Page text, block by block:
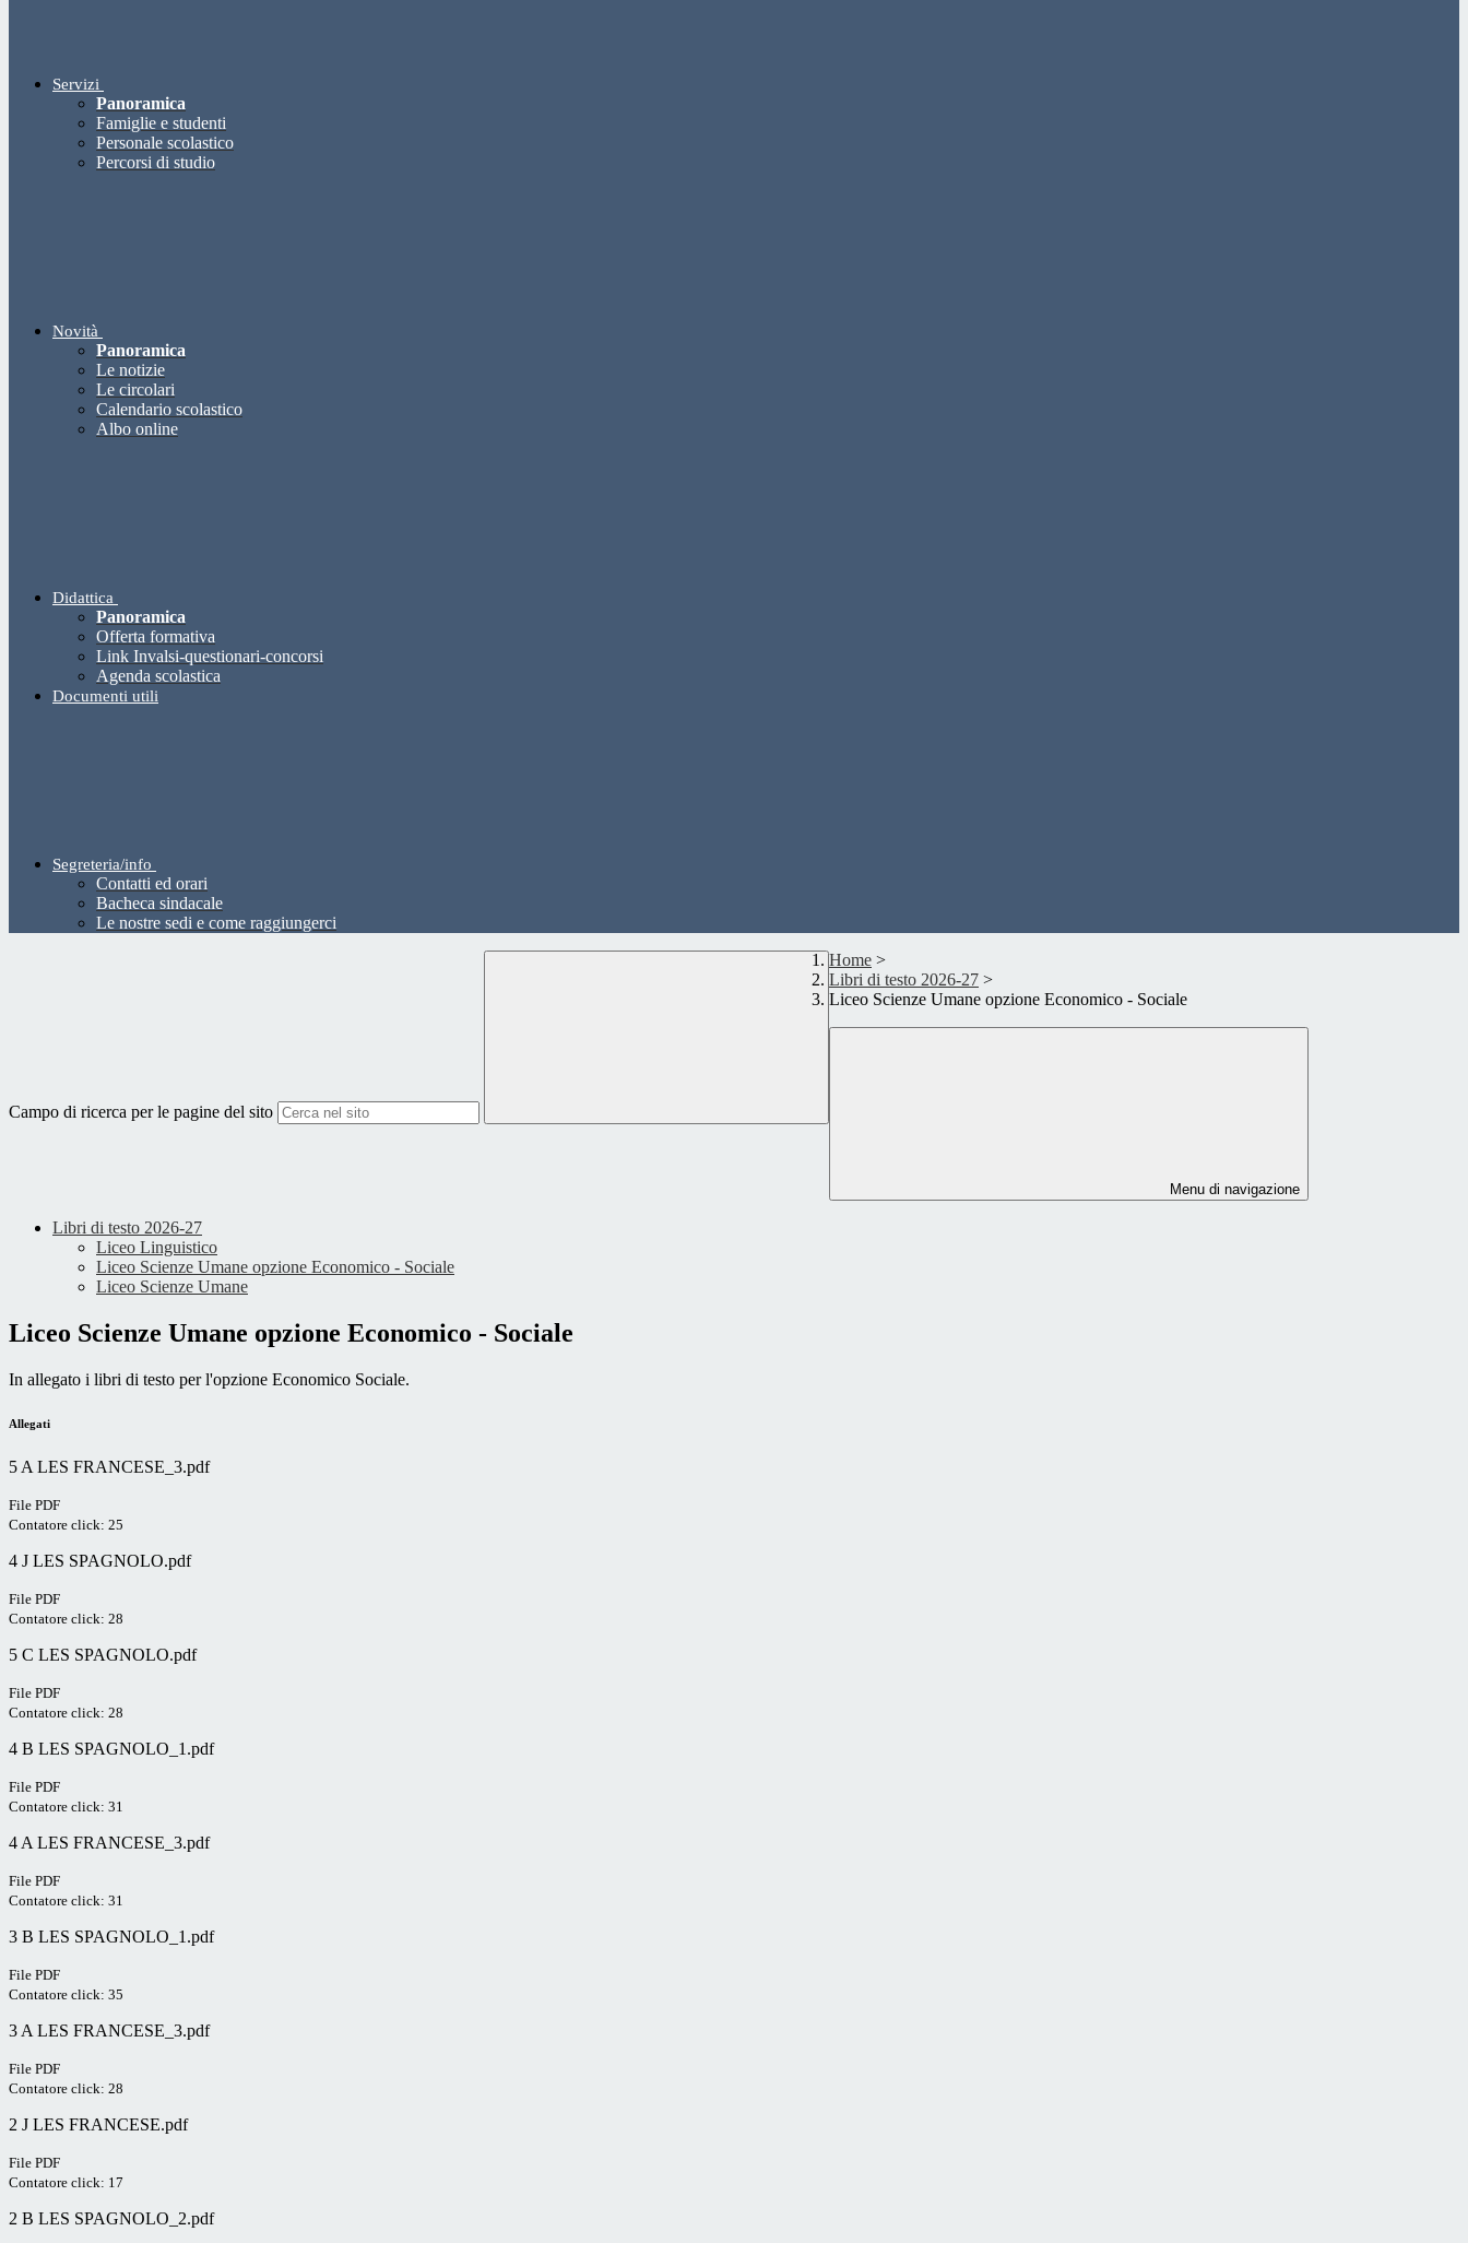
Servizi
Panoramica
Famiglie e studenti
Personale scolastico
Percorsi di studio
Novità
Panoramica
Le notizie
Le circolari
Calendario scolastico
Albo online
Didattica
Panoramica
Offerta formativa
Link Invalsi-questionari-concorsi
Agenda scolastica
Documenti utili
Segreteria/info
Contatti ed orari
Bacheca sindacale
Le nostre sedi e come raggiungerci
Campo di ricerca per le pagine del sito
Home >
Libri di testo 2026-27 >
Liceo Scienze Umane opzione Economico - Sociale
Menu di navigazione
Libri di testo 2026-27
Liceo Linguistico
Liceo Scienze Umane opzione Economico - Sociale
Liceo Scienze Umane
Liceo Scienze Umane opzione Economico - Sociale
In allegato i libri di testo per l'opzione Economico Sociale.
Allegati
5 A LES FRANCESE_3.pdf
File PDF
Contatore click: 25
4 J LES SPAGNOLO.pdf
File PDF
Contatore click: 28
5 C LES SPAGNOLO.pdf
File PDF
Contatore click: 28
4 B LES SPAGNOLO_1.pdf
File PDF
Contatore click: 31
4 A LES FRANCESE_3.pdf
File PDF
Contatore click: 31
3 B LES SPAGNOLO_1.pdf
File PDF
Contatore click: 35
3 A LES FRANCESE_3.pdf
File PDF
Contatore click: 28
2 J LES FRANCESE.pdf
File PDF
Contatore click: 17
2 B LES SPAGNOLO_2.pdf